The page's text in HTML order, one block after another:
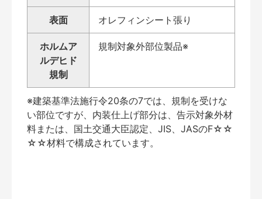
表面 オレフィンシート張り
ホルムア
ルデヒド
規制
規制対象外部位製品※
※建築基準法施行令20条の7では、規制を受けな
い部位ですが、内装仕上げ部分は、告示対象外材
料または、国土交通大臣認定、JIS、JASのF☆☆
☆☆材料で構成されています。